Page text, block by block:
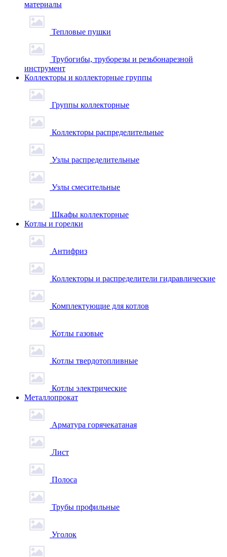
материалы
Тепловые пушки
Трубогибы, труборезы и резьбонарезной
инструмент
Коллекторы и коллекторные группы
Группы коллекторные
Коллекторы распределительные
Узлы распределительные
Узлы смесительные
Шкафы коллекторные
Котлы и горелки
Антифриз
Коллекторы и распределители гидравлические
Комплектующие для котлов
Котлы газовые
Котлы твердотопливные
Котлы электрические
Металлопрокат
Арматура горячекатаная
Лист
Полоса
Трубы профильные
Уголок